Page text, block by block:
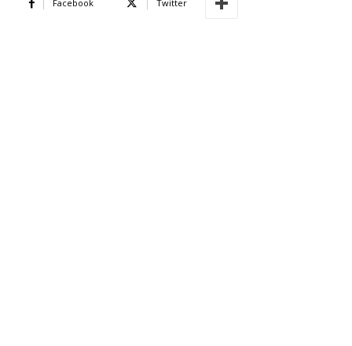
Facebook Twitter